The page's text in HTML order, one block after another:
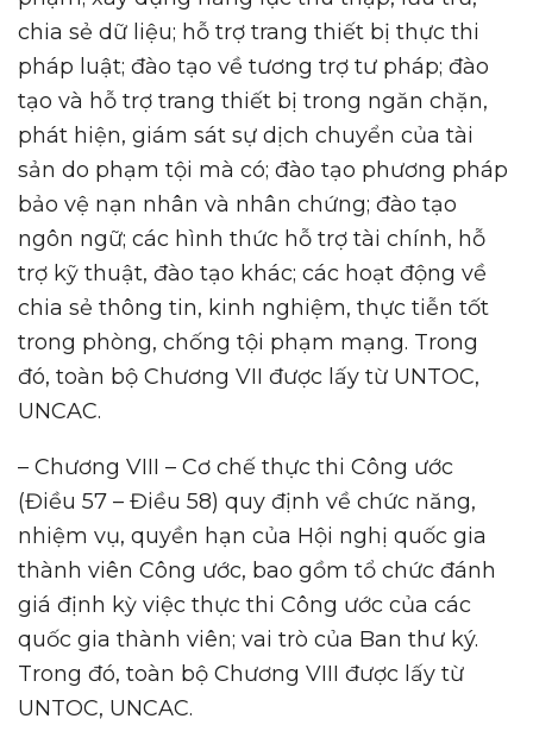
chia sẻ dữ liệu; hỗ trợ trang thiết bị thực thi
pháp luật; đào tạo về tương trợ tư pháp; đào
tạo và hỗ trợ trang thiết bị trong ngăn chặn,
phát hiện, giám sát sự dịch chuyển của tài
sản do phạm tội mà có; đào tạo phương pháp
bảo vệ nạn nhân và nhân chứng; đào tạo
ngôn ngữ; các hình thức hỗ trợ tài chính, hỗ
trợ kỹ thuật, đào tạo khác; các hoạt động về
chia sẻ thông tin, kinh nghiệm, thực tiễn tốt
trong phòng, chống tội phạm mạng. Trong
đó, toàn bộ Chương VII được lấy từ UNTOC,
UNCAC.
– Chương VIII – Cơ chế thực thi Công ước
(Điều 57 – Điều 58) quy định về chức năng,
nhiệm vụ, quyền hạn của Hội nghị quốc gia
thành viên Công ước, bao gồm tổ chức đánh
giá định kỳ việc thực thi Công ước của các
quốc gia thành viên; vai trò của Ban thư ký.
Trong đó, toàn bộ Chương VIII được lấy từ
UNTOC, UNCAC.